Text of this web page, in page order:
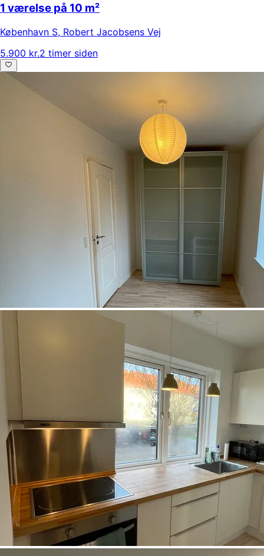
1 værelse på 10 m²
København S, Robert Jacobsens Vej
5.900 kr.2 timer siden